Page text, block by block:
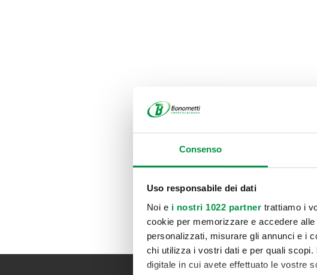
Consenso
Uso responsabile dei dati
Noi e i nostri 1022 partner trattiamo i
cookie per memorizzare e accedere
personalizzati, misurare gli annunci e i
chi utilizza i vostri dati e per quali
digitale in cui avete effettuato le vostre